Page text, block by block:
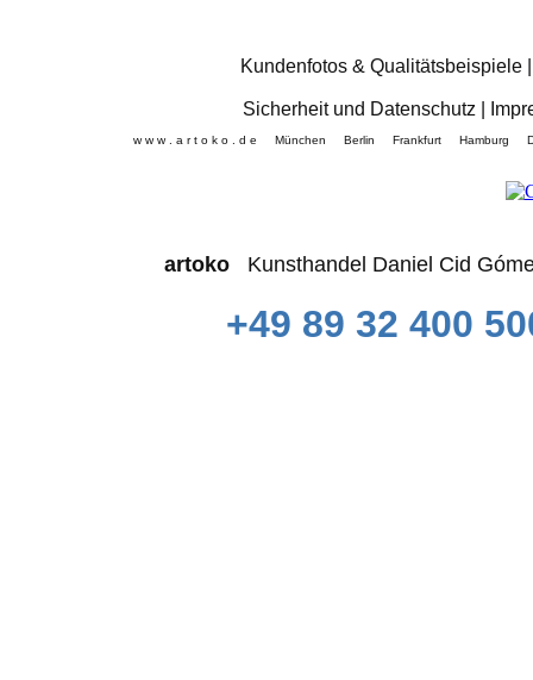
Kundenfotos & Qualitätsbeispiele
Sicherheit und Datenschutz
w w w . a r t o k o . d e München Berlin Frankfurt
artokoKunsthandel Daniel Cid
+49 89 32